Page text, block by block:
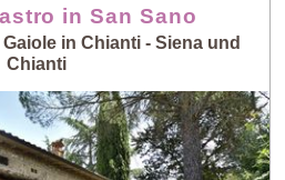
in San Sano
in Chianti - Siena und
Chianti